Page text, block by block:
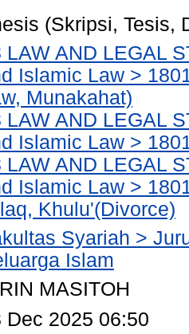
(Skripsi, Tesis,
LAW AND LEGAL
Islamic Law >
Munakahat)
LAW AND LEGAL
Islamic Law >
LAW AND LEGAL
Islamic Law >
Khulu'(Divorce)
Syariah >
Islam
MASITOH
Dec 2025 06:50